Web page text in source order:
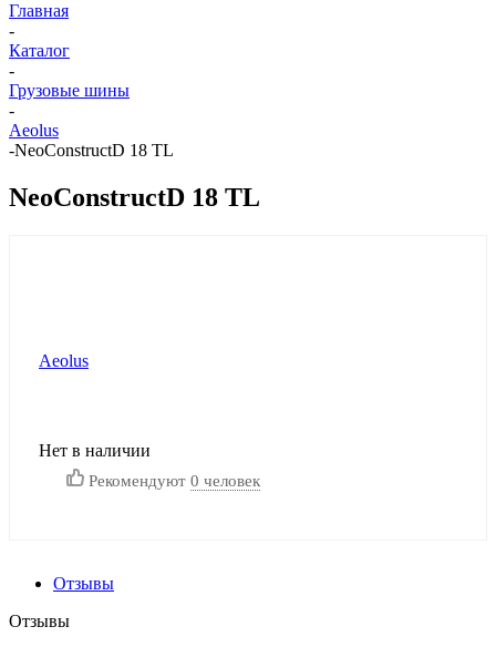
Главная
-
Каталог
-
Грузовые шины
-
Aeolus
-NeoConstructD 18 TL
NeoConstructD 18 TL
Aeolus
Нет в наличии
Рекомендуют 0 человек
Отзывы
Отзывы